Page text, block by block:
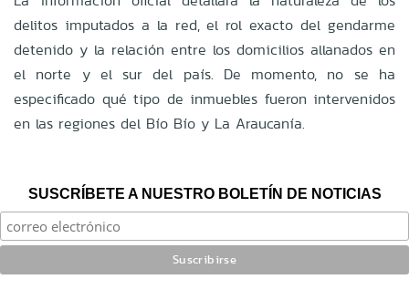
delitos imputados a la red, el rol exacto del gendarme
detenido y la relación entre los domicilios allanados en
el norte y el sur del país. De momento, no se ha
especificado qué tipo de inmuebles fueron intervenidos
en las regiones del Bío Bío y La Araucanía.
SUSCRÍBETE A NUESTRO BOLETÍN DE NOTICIAS